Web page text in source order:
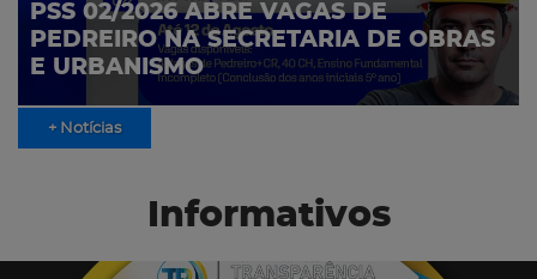
PSS 02/2026 ABRE VAGAS DE
PEDREIRO NA SECRETARIA DE OBRAS
E URBANISMO
+ Notícias
Informativos